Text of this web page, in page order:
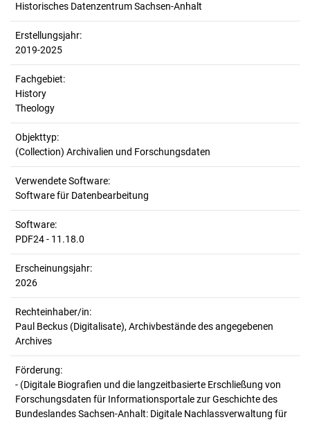
Historisches Datenzentrum Sachsen-Anhalt
Erstellungsjahr:
2019-2025
Fachgebiet:
History
Theology
Objekttyp:
(Collection) Archivalien und Forschungsdaten
Verwendete Software:
Software für Datenbearbeitung
Software:
PDF24 - 11.18.0
Erscheinungsjahr:
2026
Rechteinhaber/in:
Paul Beckus (Digitalisate), Archivbestände des angegebenen
Archives
Förderung:
- (Digitale Biografien und die langzeitbasierte Erschließung von
Forschungsdaten für Informationsportale zur Geschichte des
Bundeslandes Sachsen-Anhalt: Digitale Nachlassverwaltung für